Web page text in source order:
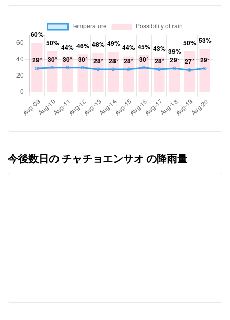
今後数日の チャチョエンサオ の降雨量